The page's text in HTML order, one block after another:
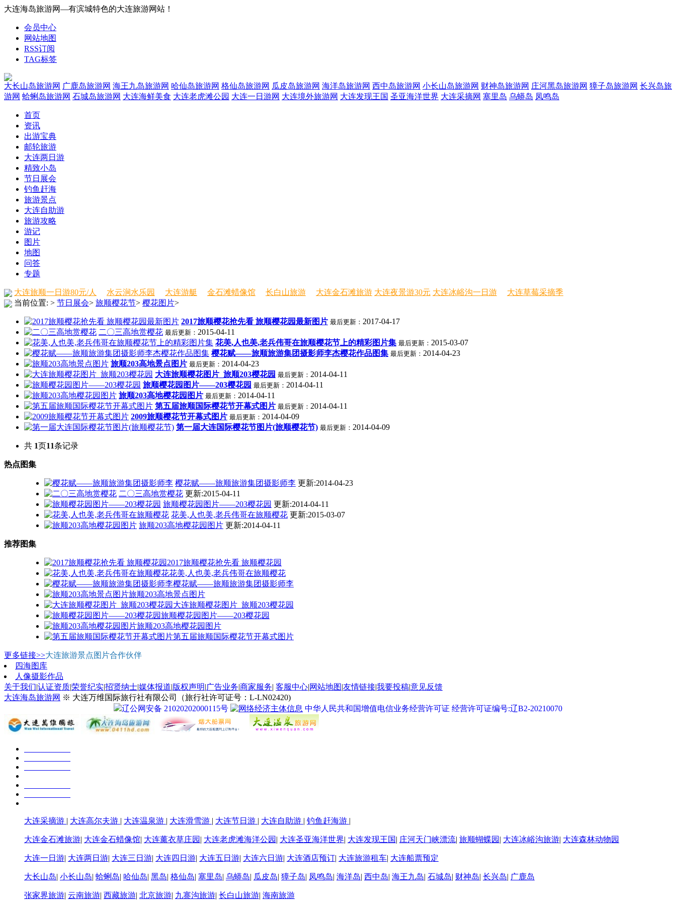
大连海岛旅游网—有滨城特色的大连旅游网站！
会员中心
网站地图
RSS订阅
TAG标签
大长山岛旅游网 广鹿岛旅游网 海王九岛旅游网 哈仙岛旅游网 格仙岛旅游网 瓜皮岛旅游网 海洋岛旅游网 西中岛旅游网 小长山岛旅游网 财神岛旅游网 庄河黑岛旅游网 獐子岛旅游网 长兴岛旅
游网 蛤蜊岛旅游网 石城岛旅游网 大连海鲜美食 大连老虎滩公园 大连一日游网 大连境外旅游网 大连发现王国 圣亚海洋世界 大连采摘网 塞里岛 乌蟒岛 凤鸣岛
首页
资讯
出游宝典
邮轮旅游
大连两日游
精致小岛
节日展会
钓鱼赶海
旅游景点
大连自助游
旅游攻略
游记
图片
地图
问答
专题
大连旅顺一日游80元/人 水云涧水乐园 大连游艇 金石滩蜡像馆 长白山旅游 大连金石滩旅游 大连夜景游30元 大连冰峪沟一日游
大连草莓采摘季
当前位置: > 节日展会> 旅顺樱花节> 樱花图片>
2017旅顺樱花抢先看 旅顺樱花园最新图片 最后更新： 2017-04-17
二〇三高地赏樱花 最后更新： 2015-04-11
花美,人也美,老兵伟哥在旅顺樱花节上的精彩图片集 最后更新： 2015-03-07
樱花赋——旅顺旅游集团摄影师李杰樱花作品图集 最后更新： 2014-04-23
旅顺203高地景点图片 最后更新： 2014-04-23
大连旅顺樱花图片_旅顺203樱花园 最后更新： 2014-04-11
旅顺樱花园图片——203樱花园 最后更新： 2014-04-11
旅顺203高地樱花园图片 最后更新： 2014-04-11
第五届旅顺国际樱花节开幕式图片 最后更新： 2014-04-11
2009旅顺樱花节开幕式图片 最后更新： 2014-04-09
第一届大连国际樱花节图片(旅顺樱花节) 最后更新： 2014-04-09
共 1页11条记录
热点图集
樱花赋——旅顺旅游集团摄影师李 更新:2014-04-23
二〇三高地赏樱花 更新:2015-04-11
旅顺樱花园图片——203樱花园 更新:2014-04-11
花美,人也美,老兵伟哥在旅顺樱花 更新:2015-03-07
旅顺203高地樱花园图片 更新:2014-04-11
推荐图集
2017旅顺樱花抢先看 旅顺樱花园
花美,人也美,老兵伟哥在旅顺樱花
樱花赋——旅顺旅游集团摄影师李
旅顺203高地景点图片
大连旅顺樱花图片_旅顺203樱花园
旅顺樱花园图片——203樱花园
旅顺203高地樱花园图片
第五届旅顺国际樱花节开幕式图片
更多链接>>大连旅游景点图片合作伙伴
四海图库
人像摄影作品
关于我们|认证资质|荣誉纪实|招贤纳士|媒体报道|版权声明|广告业务|商家服务| 客服中心|网站地图|友情链接|我要投稿|意见反馈
大连海岛旅游网 ※ 大连万维国际旅行社有限公司（旅行社许可证号：L-LN02420)
辽公网安备 21020202000115号
中华人民共和国增值电信业务经营许可证 经营许可证编号:辽B2-20210070
大连采摘游 | 大连高尔夫游 | 大连温泉游 | 大连滑雪游 | 大连节日游 | 大连自助游 | 钓鱼赶海游 |
大连金石滩旅游| 大连金石蜡像馆| 大连薰衣草庄园 | 大连老虎滩海洋公园 | 大连圣亚海洋世界| 大连发现王国| 庄河天门峡漂流| 旅顺蝴蝶园 | 大连冰峪沟旅游| 大连森林动物园
大连一日游| 大连两日游| 大连三日游| 大连四日游| 大连五日游| 大连六日游| 大连酒店预订| 大连旅游租车| 大连船票预定
大长山岛| 小长山岛| 蛤蜊岛| 哈仙岛| 黑岛| 格仙岛| 塞里岛| 乌蟒岛| 瓜皮岛| 獐子岛| 凤鸣岛| 海洋岛| 西中岛| 海王九岛| 石城岛| 财神岛| 长兴岛| 广鹿岛
张家界旅游| 云南旅游| 西藏旅游| 北京旅游| 九寨沟旅游| 长白山旅游| 海南旅游